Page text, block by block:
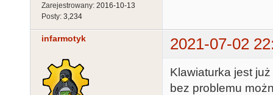
Zarejestrowany: 2016-10-13
Posty: 3,234
infarmotyk 2021-07-02
Klawiaturka jest
bez problemu